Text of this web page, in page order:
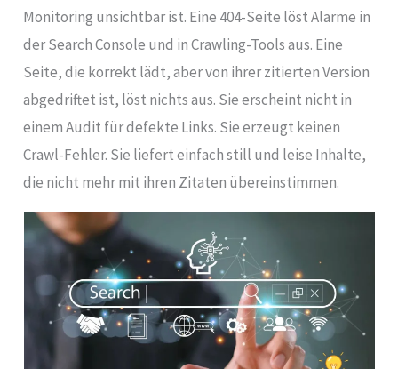
Monitoring unsichtbar ist. Eine 404-Seite löst Alarme in
der Search Console und in Crawling-Tools aus. Eine
Seite, die korrekt lädt, aber von ihrer zitierten Version
abgedriftet ist, löst nichts aus. Sie erscheint nicht in
einem Audit für defekte Links. Sie erzeugt keinen
Crawl-Fehler. Sie liefert einfach still und leise Inhalte,
die nicht mehr mit ihren Zitaten übereinstimmen.